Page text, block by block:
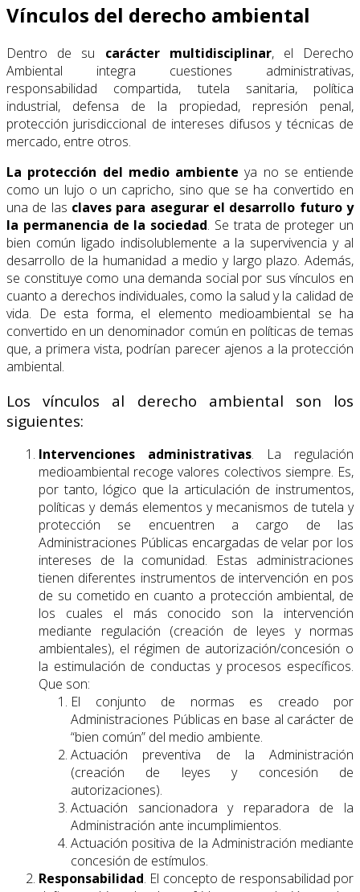
Vínculos del derecho ambiental
Dentro de su carácter multidisciplinar, el Derecho
Ambiental integra cuestiones administrativas,
responsabilidad compartida, tutela sanitaria, política
industrial, defensa de la propiedad, represión penal,
protección jurisdiccional de intereses difusos y técnicas de
mercado, entre otros.
La protección del medio ambiente ya no se entiende
como un lujo o un capricho, sino que se ha convertido en
una de las claves para asegurar el desarrollo futuro y
la permanencia de la sociedad. Se trata de proteger un
bien común ligado indisolublemente a la supervivencia y al
desarrollo de la humanidad a medio y largo plazo. Además,
se constituye como una demanda social por sus vínculos en
cuanto a derechos individuales, como la salud y la calidad de
vida. De esta forma, el elemento medioambiental se ha
convertido en un denominador común en políticas de temas
que, a primera vista, podrían parecer ajenos a la protección
ambiental.
Los vínculos al derecho ambiental son los
siguientes:
Intervenciones administrativas. La regulación
medioambiental recoge valores colectivos siempre. Es,
por tanto, lógico que la articulación de instrumentos,
políticas y demás elementos y mecanismos de tutela y
protección se encuentren a cargo de las
Administraciones Públicas encargadas de velar por los
intereses de la comunidad. Estas administraciones
tienen diferentes instrumentos de intervención en pos
de su cometido en cuanto a protección ambiental, de
los cuales el más conocido son la intervención
mediante regulación (creación de leyes y normas
ambientales), el régimen de autorización/concesión o
la estimulación de conductas y procesos específicos.
Que son:
El conjunto de normas es creado por
Administraciones Públicas en base al carácter de
“bien común” del medio ambiente.
Actuación preventiva de la Administración
(creación de leyes y concesión de
autorizaciones).
Actuación sancionadora y reparadora de la
Administración ante incumplimientos.
Actuación positiva de la Administración mediante
concesión de estímulos.
Responsabilidad. El concepto de responsabilidad por